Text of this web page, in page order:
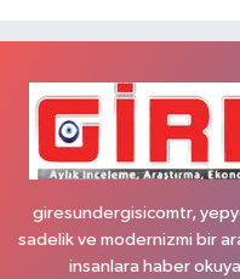
giresundergisicomtr,
sadelik ve modernizmi bir
insanlara haber